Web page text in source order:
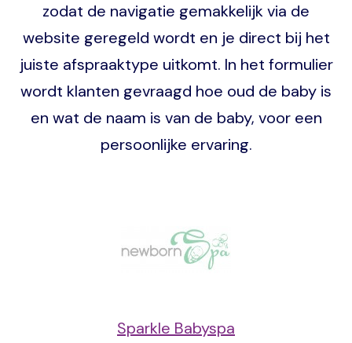
zodat de navigatie gemakkelijk via de
website geregeld wordt en je direct bij het
juiste afspraaktype uitkomt. In het formulier
wordt klanten gevraagd hoe oud de baby is
en wat de naam is van de baby, voor een
persoonlijke ervaring.
Sparkle Babyspa